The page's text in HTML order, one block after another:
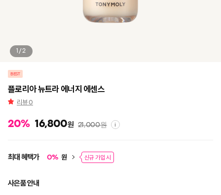
1/2
BEST
플로리아 뉴트라 에너지 에센스
리뷰0
20% 16,800원 21,000원 i
최대 혜택가 0% 원 신규 가입 시
사은품 안내